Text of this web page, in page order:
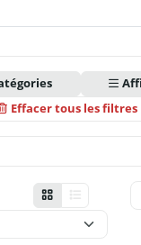
Effacer tous les filtres